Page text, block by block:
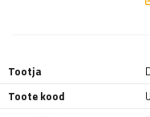
Tootja
Toote kood